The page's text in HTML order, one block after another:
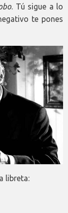
. Tú sigue a lo
te pones
libreta: